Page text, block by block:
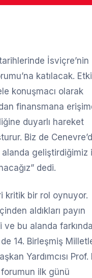
İsviçre’nin
katılacak.
konuşmacı olarak
finansmana
duyarlı hareket
Biz de
alanda geliştirdiğimiz
dedi.
kritik bir rol oynuyor.
aldıkları payın
bu alanda
14. Birleşmiş
Yardımcısı Prof.
ilk günü